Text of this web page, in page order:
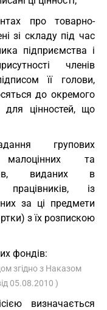
про товарно-
зі складу під час
підприємства і
членів
її голови,
до окремого
для цінностей, що
групових
малоцінних та
виданих в
працівників, із
за ці предмети
з їх розпискою
фондів:
згідно з Наказом
05.08.2010 )
визначається